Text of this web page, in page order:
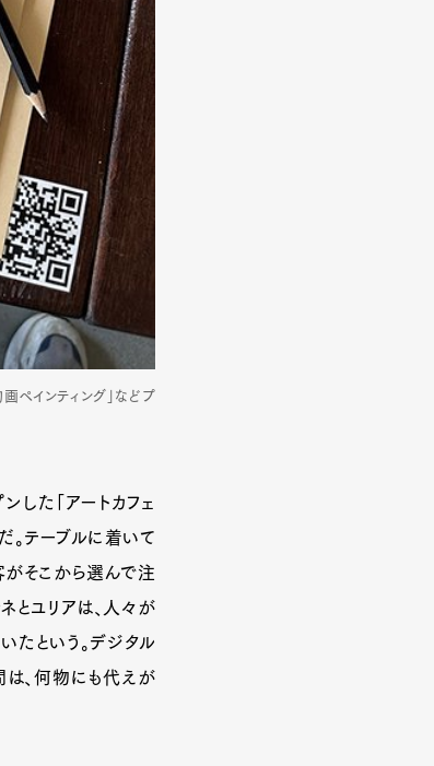
ペインティング」などプ
した「アートカフェ
。テーブルに着いて
がそこから選んで注
とユリアは、人々が
たという。デジタル
、何物にも代えが